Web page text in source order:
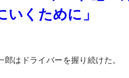
くために」
はドライバーを握り続けた。